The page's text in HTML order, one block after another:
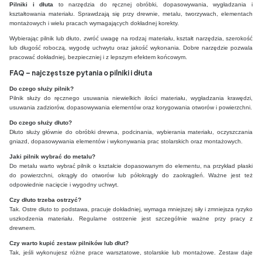
Pilniki i dłuta
to narzędzia do ręcznej obróbki, dopasowywania, wygładzania i
kształtowania materiału. Sprawdzają się przy drewnie, metalu, tworzywach, elementach
montażowych i wielu pracach wymagających dokładnej korekty.
Wybierając pilnik lub dłuto, zwróć uwagę na rodzaj materiału, kształt narzędzia, szerokość
lub długość roboczą, wygodę uchwytu oraz jakość wykonania. Dobre narzędzie pozwala
pracować dokładniej, bezpieczniej i z lepszym efektem końcowym.
FAQ – najczęstsze pytania o pilniki i dłuta
Do czego służy pilnik?
Pilnik służy do ręcznego usuwania niewielkich ilości materiału, wygładzania krawędzi,
usuwania zadziorów, dopasowywania elementów oraz korygowania otworów i powierzchni.
Do czego służy dłuto?
Dłuto służy głównie do obróbki drewna, podcinania, wybierania materiału, oczyszczania
gniazd, dopasowywania elementów i wykonywania prac stolarskich oraz montażowych.
Jaki pilnik wybrać do metalu?
Do metalu warto wybrać pilnik o kształcie dopasowanym do elementu, na przykład płaski
do powierzchni, okrągły do otworów lub półokrągły do zaokrągleń. Ważne jest też
odpowiednie nacięcie i wygodny uchwyt.
Czy dłuto trzeba ostrzyć?
Tak. Ostre dłuto to podstawa, pracuje dokładniej, wymaga mniejszej siły i zmniejsza ryzyko
uszkodzenia materiału. Regularne ostrzenie jest szczególnie ważne przy pracy z
drewnem.
Czy warto kupić zestaw pilników lub dłut?
Tak, jeśli wykonujesz różne prace warsztatowe, stolarskie lub montażowe. Zestaw daje